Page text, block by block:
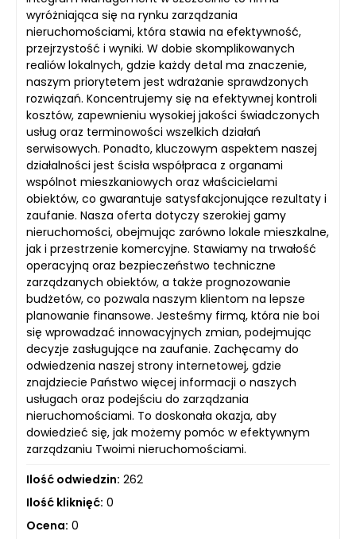
wyróżniająca się na rynku zarządzania
nieruchomościami, która stawia na efektywność,
przejrzystość i wyniki. W dobie skomplikowanych
realiów lokalnych, gdzie każdy detal ma znaczenie,
naszym priorytetem jest wdrażanie sprawdzonych
rozwiązań. Koncentrujemy się na efektywnej kontroli
kosztów, zapewnieniu wysokiej jakości świadczonych
usług oraz terminowości wszelkich działań
serwisowych. Ponadto, kluczowym aspektem naszej
działalności jest ścisła współpraca z organami
wspólnot mieszkaniowych oraz właścicielami
obiektów, co gwarantuje satysfakcjonujące rezultaty i
zaufanie. Nasza oferta dotyczy szerokiej gamy
nieruchomości, obejmując zarówno lokale mieszkalne,
jak i przestrzenie komercyjne. Stawiamy na trwałość
operacyjną oraz bezpieczeństwo techniczne
zarządzanych obiektów, a także prognozowanie
budżetów, co pozwala naszym klientom na lepsze
planowanie finansowe. Jesteśmy firmą, która nie boi
się wprowadzać innowacyjnych zmian, podejmując
decyzje zasługujące na zaufanie. Zachęcamy do
odwiedzenia naszej strony internetowej, gdzie
znajdziecie Państwo więcej informacji o naszych
usługach oraz podejściu do zarządzania
nieruchomościami. To doskonała okazja, aby
dowiedzieć się, jak możemy pomóc w efektywnym
zarządzaniu Twoimi nieruchomościami.
Ilość odwiedzin: 262
Ilość kliknięć: 0
Ocena: 0